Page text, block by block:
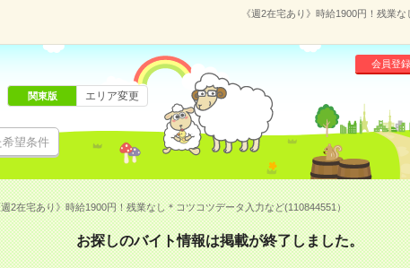
《週2在宅あり》時給1900円！残業
望条件
会員登録
関東版 エリア変更
2在宅あり》時給1900円！残業なし＊コツコツデータ入力など(110844551）
お探しのバイト情報は掲載が終了しました。